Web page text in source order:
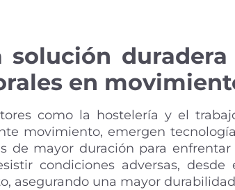
solución
en
como la hostelería y el
movimiento, emergen
de mayor duración para
condiciones adversas,
asegurando una mayor